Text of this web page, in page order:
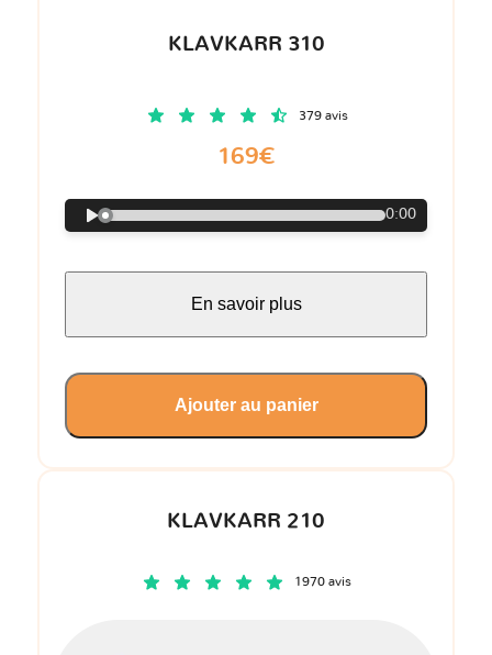
KLAVKARR 210
1970 avis
KLAVKARR 310
379 avis
169€
0:00
En savoir plus
Ajouter au panier